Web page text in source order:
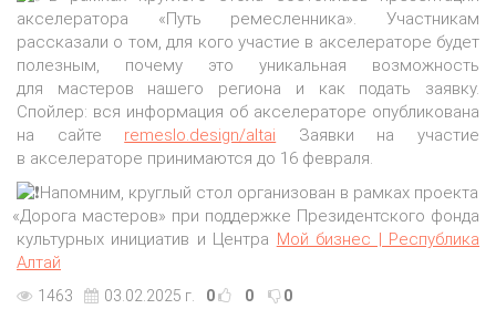
акселератора
«Путь ремесленника». Участникам
рассказали о том, для кого участие в акселераторе будет
полезным, почему это уникальная возможность
для мастеров нашего региона и как подать заявку.
Спойлер: вся информация об акселераторе опубликована
на сайте remeslo.design/altai Заявки на участие
в акселераторе принимаются до 16 февраля.
Напомним, круглый стол организован в рамках проекта
«Дорога мастеров» при поддержке Президентского фонда
культурных инициатив и Центра Мой бизнес | Республика
Алтай
1463 03.02.2025 г. 0 0 0